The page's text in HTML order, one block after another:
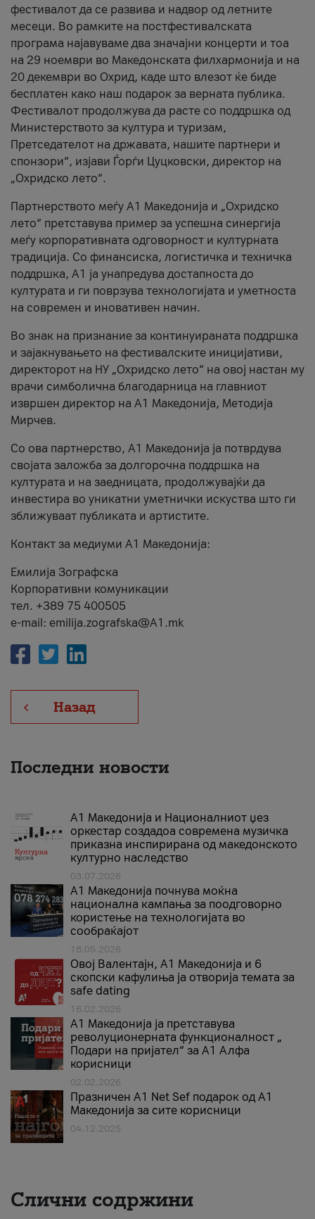
фестивалот да се развива и надвор од летните
месеци. Во рамките на постфестивалската
програма најавуваме два значајни концерти и тоа
на 29 ноември во Македонската филхармонија и на
20 декември во Охрид, каде што влезот ќе биде
бесплатен како наш подарок за верната публика.
Фестивалот продолжува да расте со поддршка од
Министерството за култура и туризам,
Претседателот на државата, нашите партнери и
спонзори“, изјави Ѓорѓи Цуцковски, директор на
„Охридско лето“.
Партнерството меѓу A1 Македонија и „Охридско
лето“ претставува пример за успешна синергија
меѓу корпоративната одговорност и културната
традиција. Со финансиска, логистичка и техничка
поддршка, A1 ја унапредува достапноста до
културата и ги поврзува технологијата и уметноста
на современ и иновативен начин.
Во знак на признание за континуираната поддршка
и зајакнувањето на фестивалските иницијативи,
директорот на НУ „Охридско лето“ на овој настан му
врачи симболична благодарница на главниот
извршен директор на A1 Македонија, Методија
Мирчев.
Со ова партнерство, A1 Македонија ја потврдува
својата заложба за долгорочна поддршка на
културата и на заедницата, продолжувајќи да
инвестира во уникатни уметнички искуства што ги
зближуваат публиката и артистите.
Контакт за медиуми А1 Македонија:
Емилија Зографска
Корпоративни комуникации
тел. +389 75 400505
e-mail: emilija.zografska@A1.mk
Назад
Последни новости
А1 Македонија и Националниот џез
оркестар создадоа современа музичка
приказна инспирирана од македонското
културно наследство
03.07.2026
A1 Македонија почнува моќна
национална кампања за поодговорно
користење на технологијата во
сообраќајот
18.05.2026
Овој Валентајн, A1 Македонија и 6
скопски кафулиња ја отворија темата за
safe dating
16.02.2026
А1 Македонија ја претставува
револуционерната функционалност „
Подари на пријател“ за А1 Алфа
корисници
02.02.2026
Празничен A1 Net Sеf подарок од А1
Македонија за сите корисници
04.12.2025
Слични содржини